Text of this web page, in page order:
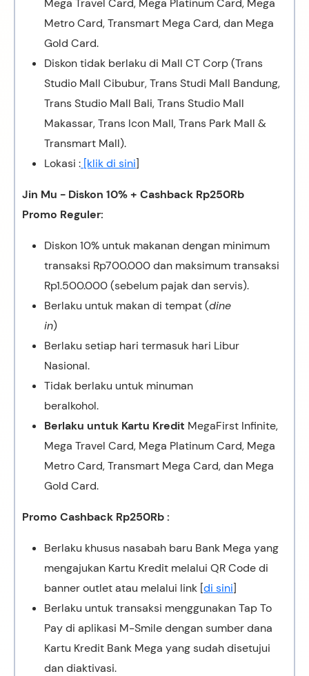
Mega Travel Card, Mega Platinum Card, Mega
Metro Card, Transmart Mega Card, dan Mega
Gold Card.
Diskon tidak berlaku di Mall CT Corp (Trans
Studio Mall Cibubur, Trans Studi Mall Bandung,
Trans Studio Mall Bali, Trans Studio Mall
Makassar, Trans Icon Mall, Trans Park Mall &
Transmart Mall).
Lokasi : [klik di sini]
Jin Mu - Diskon 10% + Cashback Rp250Rb
Promo Reguler:
Diskon 10% untuk makanan dengan minimum
transaksi Rp700.000 dan maksimum transaksi
Rp1.500.000 (sebelum pajak dan servis).
Berlaku untuk makan di tempat (dine
in)
Berlaku setiap hari termasuk hari Libur
Nasional.
Tidak berlaku untuk minuman
beralkohol.
Berlaku untuk Kartu Kredit MegaFirst Infinite,
Mega Travel Card, Mega Platinum Card, Mega
Metro Card, Transmart Mega Card, dan Mega
Gold Card.
Promo Cashback Rp250Rb :
Berlaku khusus nasabah baru Bank Mega yang
mengajukan Kartu Kredit melalui QR Code di
banner outlet atau melalui link [di sini]
Berlaku untuk transaksi menggunakan Tap To
Pay di aplikasi M-Smile dengan sumber dana
Kartu Kredit Bank Mega yang sudah disetujui
dan diaktivasi.